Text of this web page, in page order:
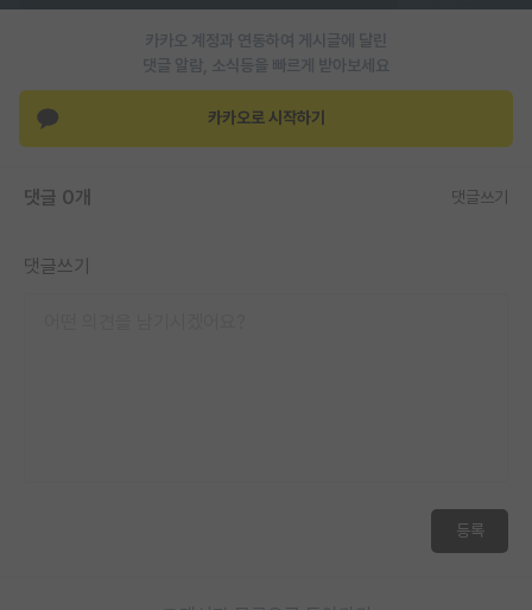
카카오 계정과 연동하여 게시글에 달린
댓글 알람, 소식등을 빠르게 받아보세요
카카오로 시작하기
댓글 0개 댓글쓰기
댓글쓰기
등록